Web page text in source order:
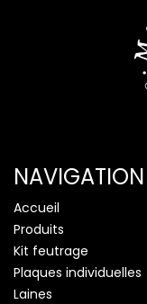
NAVIGATION
Accueil
Produits
Kit feutrage
Plaques individuelles
Laines